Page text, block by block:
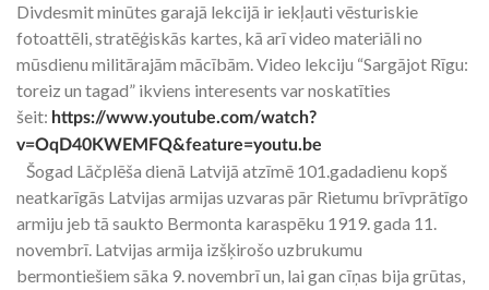
Divdesmit minūtes garajā lekcijā ir iekļauti vēsturiskie
fotoattēli, stratēģiskās kartes, kā arī video materiāli no
mūsdienu militārajām mācībām. Video lekciju “Sargājot Rīgu:
toreiz un tagad” ikviens interesents var noskatīties
šeit: https://www.youtube.com/watch?
v=OqD40KWEMFQ&feature=youtu.be
Šogad Lāčplēša dienā Latvijā atzīmē 101.gadadienu kopš
neatkarīgās Latvijas armijas uzvaras pār Rietumu brīvprātīgo
armiju jeb tā saukto Bermonta karaspēku 1919. gada 11.
novembrī. Latvijas armija izšķirošo uzbrukumu
bermontiešiem sāka 9. novembrī un, lai gan cīņas bija grūtas,